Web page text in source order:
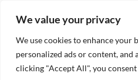
We value your privacy
We use cookies to enhance your
personalized ads or content, and
clicking "Accept All", you
Assurances-sociales.info
Recherche